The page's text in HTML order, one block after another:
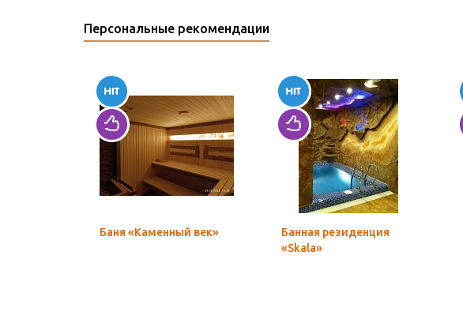
Персональные рекомендации
Баня «Каменный век»
Банная резиденция
«Skala»